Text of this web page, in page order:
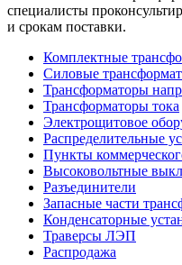
специалисты
и срокам поставки.
Комплектные
Силовые
Трансформаторы
Трансформаторы тока
Электрощитовое
Распределительные
Пункты
Высоковольтные
Разъединители
Запасные части
Конденсаторные
Траверсы ЛЭП
Распродажа